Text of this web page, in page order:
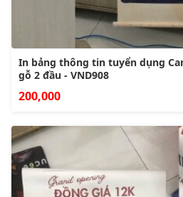
In bảng thông tin tuyển dụng
gỗ 2 đầu - VND908
200,000